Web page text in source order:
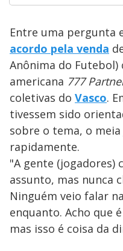
Entre uma pergunta
acordo pela venda
Anônima do
americana 777
coletivas do Vasco.
tivessem sido
sobre o tema, o
rapidamente.
"A gente (jogadores)
assunto, mas nunca
Ninguém veio falar
enquanto. Acho que
mas isso é coisa da